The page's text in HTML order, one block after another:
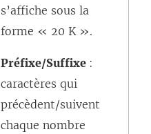
s’affiche sous la
forme « 20 K ».
Préfixe/Suffixe :
caractères qui
précèdent/suivent
chaque nombre